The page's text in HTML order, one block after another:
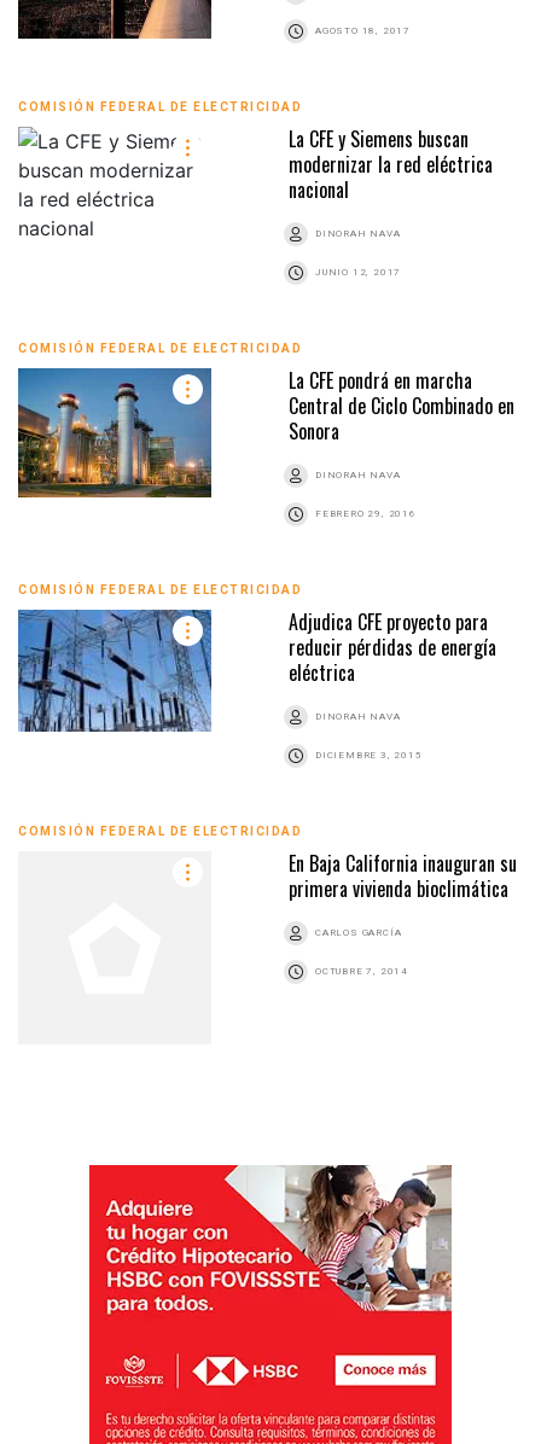
AGOSTO 18, 2017
COMISIÓN FEDERAL DE ELECTRICIDAD
La CFE y Siemens buscan
modernizar la red eléctrica
nacional
DINORAH NAVA
JUNIO 12, 2017
COMISIÓN FEDERAL DE ELECTRICIDAD
La CFE pondrá en marcha
Central de Ciclo Combinado en
Sonora
DINORAH NAVA
FEBRERO 29, 2016
COMISIÓN FEDERAL DE ELECTRICIDAD
Adjudica CFE proyecto para
reducir pérdidas de energía
eléctrica
DINORAH NAVA
DICIEMBRE 3, 2015
COMISIÓN FEDERAL DE ELECTRICIDAD
En Baja California inauguran su
primera vivienda bioclimática
CARLOS GARCÍA
OCTUBRE 7, 2014